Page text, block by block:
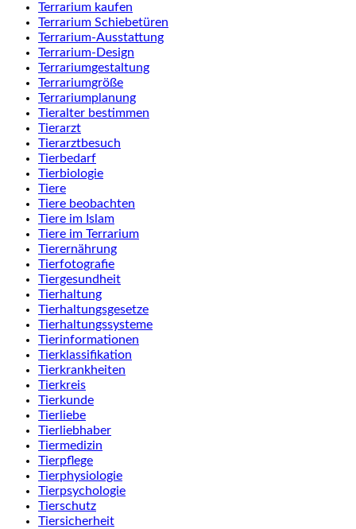
Terrarium kaufen
Terrarium Schiebetüren
Terrarium-Ausstattung
Terrarium-Design
Terrariumgestaltung
Terrariumgröße
Terrariumplanung
Tieralter bestimmen
Tierarzt
Tierarztbesuch
Tierbedarf
Tierbiologie
Tiere
Tiere beobachten
Tiere im Islam
Tiere im Terrarium
Tierernährung
Tierfotografie
Tiergesundheit
Tierhaltung
Tierhaltungsgesetze
Tierhaltungssysteme
Tierinformationen
Tierklassifikation
Tierkrankheiten
Tierkreis
Tierkunde
Tierliebe
Tierliebhaber
Tiermedizin
Tierpflege
Tierphysiologie
Tierpsychologie
Tierschutz
Tiersicherheit